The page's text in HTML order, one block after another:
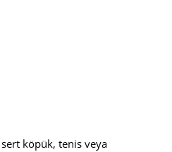
sert köpük, tenis veya